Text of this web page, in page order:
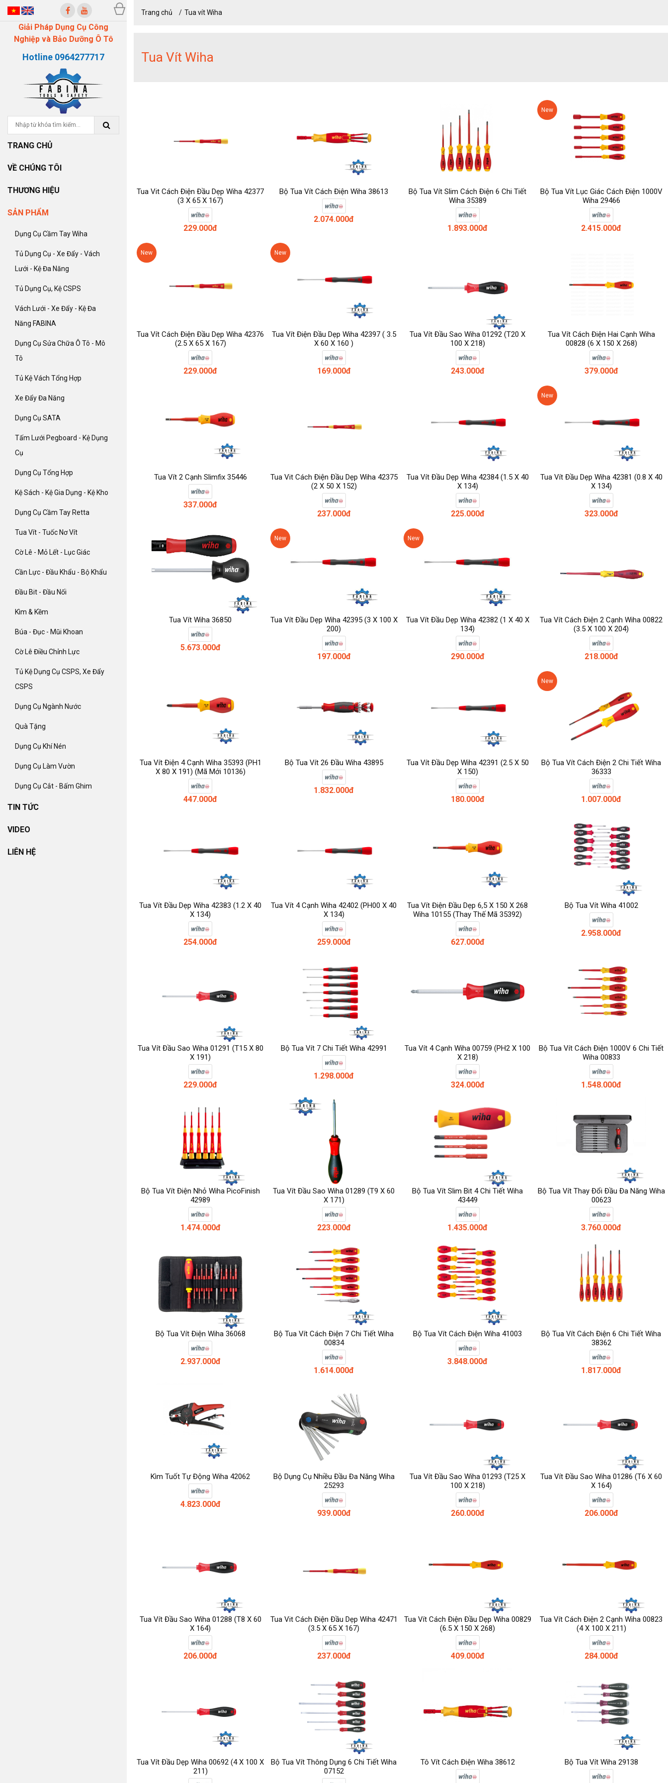
Giải Pháp Dụng Cụ Công
Nghiệp và Bảo Dưỡng Ô Tô
Hotline 0964277717
TRANG CHỦ
VỀ CHÚNG TÔI
THƯƠNG HIỆU
SẢN PHẨM
Dụng Cụ Cầm Tay Wiha
Tủ Dụng Cụ - Xe Đẩy - Vách
Lưới - Kệ Đa Năng
Tủ Dụng Cụ, Kệ CSPS
Vách Lưới - Xe Đẩy - Kệ Đa
Năng FABINA
Dụng Cụ Sửa Chữa Ô Tô - Mô
Tô
Tủ Kệ Vách Tổng Hợp
Xe Đẩy Đa Năng
Dụng Cụ SATA
Tấm Lưới Pegboard - Kệ Dụng
Cụ
Dụng Cụ Tổng Hợp
Kệ Sách - Kệ Gia Dụng - Kệ Kho
Dụng Cụ Cầm Tay Retta
Tua Vít - Tuốc Nơ Vít
Cờ Lê - Mỏ Lết - Lục Giác
Cần Lực - Đầu Khẩu - Bộ Khẩu
Đầu Bit - Đầu Nối
Kìm & Kềm
Búa - Đục - Mũi Khoan
Cờ Lê Điều Chỉnh Lực
Tủ Kệ Dụng Cụ CSPS, Xe Đẩy
CSPS
Dụng Cụ Ngành Nước
Quà Tặng
Dụng Cụ Khí Nén
Dụng Cụ Làm Vườn
Dụng Cụ Cắt - Bấm Ghim
TIN TỨC
VIDEO
LIÊN HỆ
Trang chủ Tua vít Wiha
Tua Vít Wiha
Tua Vit Cách Điện Đầu Dẹp Wiha 42377
(3 X 65 X 167)
229.000đ
Bộ Tua Vít Cách Điện Wiha 38613
2.074.000đ
Bộ Tua Vít Slim Cách Điện 6 Chi Tiết
Wiha 35389
1.893.000đ
New
Bộ Tua Vít Lục Giác Cách Điện 1000V
Wiha 29466
2.415.000đ
New
Tua Vít Cách Điện Đầu Dẹp Wiha 42376
(2.5 X 65 X 167)
229.000đ
New
Tua Vít Điện Đầu Dẹp Wiha 42397 ( 3.5
X 60 X 160 )
169.000đ
Tua Vít Đầu Sao Wiha 01292 (T20 X
100 X 218)
243.000đ
Tua Vít Cách Điện Hai Cạnh Wiha
00828 (6 X 150 X 268)
379.000đ
Tua Vít 2 Cạnh Slimfix 35446
337.000đ
Tua Vit Cách Điện Đầu Dẹp Wiha 42375
(2 X 50 X 152)
237.000đ
Tua Vít Đầu Dẹp Wiha 42384 (1.5 X 40
X 134)
225.000đ
New
Tua Vít Đầu Dẹp Wiha 42381 (0.8 X 40
X 134)
323.000đ
Tua Vít Wiha 36850
5.673.000đ
New
Tua Vít Đầu Dẹp Wiha 42395 (3 X 100 X
200)
197.000đ
New
Tua Vít Đầu Dẹp Wiha 42382 (1 X 40 X
134)
290.000đ
Tua Vít Cách Điện 2 Cạnh Wiha 00822
(3.5 X 100 X 204)
218.000đ
Tua Vít Điện 4 Cạnh Wiha 35393 (PH1
X 80 X 191) (mã Mới 10136)
447.000đ
Bộ Tua Vít 26 Đầu Wiha 43895
1.832.000đ
Tua Vít Đầu Dẹp Wiha 42391 (2.5 X 50
X 150)
180.000đ
New
Bộ Tua Vít Cách Điện 2 Chi Tiết Wiha
36333
1.007.000đ
Tua Vít Đầu Dẹp Wiha 42383 (1.2 X 40
X 134)
254.000đ
Tua Vít 4 Cạnh Wiha 42402 (PH00 X 40
X 134)
259.000đ
Tua Vít Điện Đầu Dẹp 6,5 X 150 X 268
Wiha 10155 (thay Thế Mã 35392)
627.000đ
Bộ Tua Vít Wiha 41002
2.958.000đ
Tua Vít Đầu Sao Wiha 01291 (T15 X 80
X 191)
229.000đ
Bộ Tua Vít 7 Chi Tiết Wiha 42991
1.298.000đ
Tua Vít 4 Cạnh Wiha 00759 (PH2 X 100
X 218)
324.000đ
Bộ Tua Vít Cách Điện 1000V 6 Chi Tiết
Wiha 00833
1.548.000đ
Bộ Tua Vít Điện Nhỏ Wiha PicoFinish
42989
1.474.000đ
Tua Vít Đầu Sao Wiha 01289 (T9 X 60
X 171)
223.000đ
Bộ Tua Vít Slim Bit 4 Chi Tiết Wiha
43449
1.435.000đ
Bộ Tua Vít Thay Đổi Đầu Đa Năng Wiha
00623
3.760.000đ
Bộ Tua Vít Điện Wiha 36068
2.937.000đ
Bộ Tua Vít Cách Điện 7 Chi Tiết Wiha
00834
1.614.000đ
Bộ Tua Vít Cách Điện Wiha 41003
3.848.000đ
Bộ Tua Vít Cách Điện 6 Chi Tiết Wiha
38362
1.817.000đ
Kìm Tuốt Tự Động Wiha 42062
4.823.000đ
Bộ Dụng Cụ Nhiều Đầu Đa Năng Wiha
25293
939.000đ
Tua Vít Đầu Sao Wiha 01293 (T25 X
100 X 218)
260.000đ
Tua Vít Đầu Sao Wiha 01286 (T6 X 60
X 164)
206.000đ
Tua Vít Đầu Sao Wiha 01288 (T8 X 60
X 164)
206.000đ
Tua Vit Cách Điện Đầu Dẹp Wiha 42471
(3.5 X 65 X 167)
237.000đ
Tua Vít Cách Điện Đầu Dẹp Wiha 00829
(6.5 X 150 X 268)
409.000đ
Tua Vít Cách Điện 2 Cạnh Wiha 00823
(4 X 100 X 211)
284.000đ
Tua Vít Đầu Dẹp Wiha 00692 (4 X 100 X
211)
Bộ Tua Vít Thông Dụng 6 Chi Tiết Wiha
07152
Tô Vít Cách Điện Wiha 38612 Bộ Tua Vít Wiha 29138